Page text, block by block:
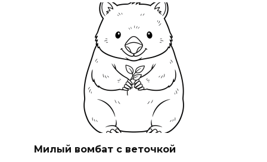
Милый вомбат с веточкой